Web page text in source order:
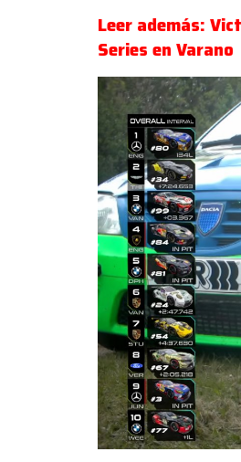
Leer además:
Series en Varano